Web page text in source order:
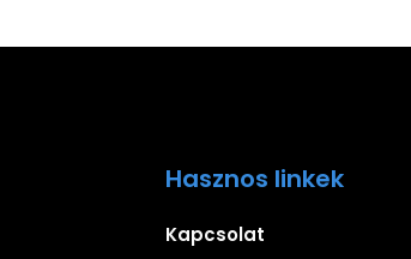
Hasznos linkek
Kapcsolat